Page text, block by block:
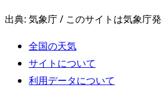
出典: 気象庁 / このサイトは気象庁
全国の天気
サイトについて
利用データについて